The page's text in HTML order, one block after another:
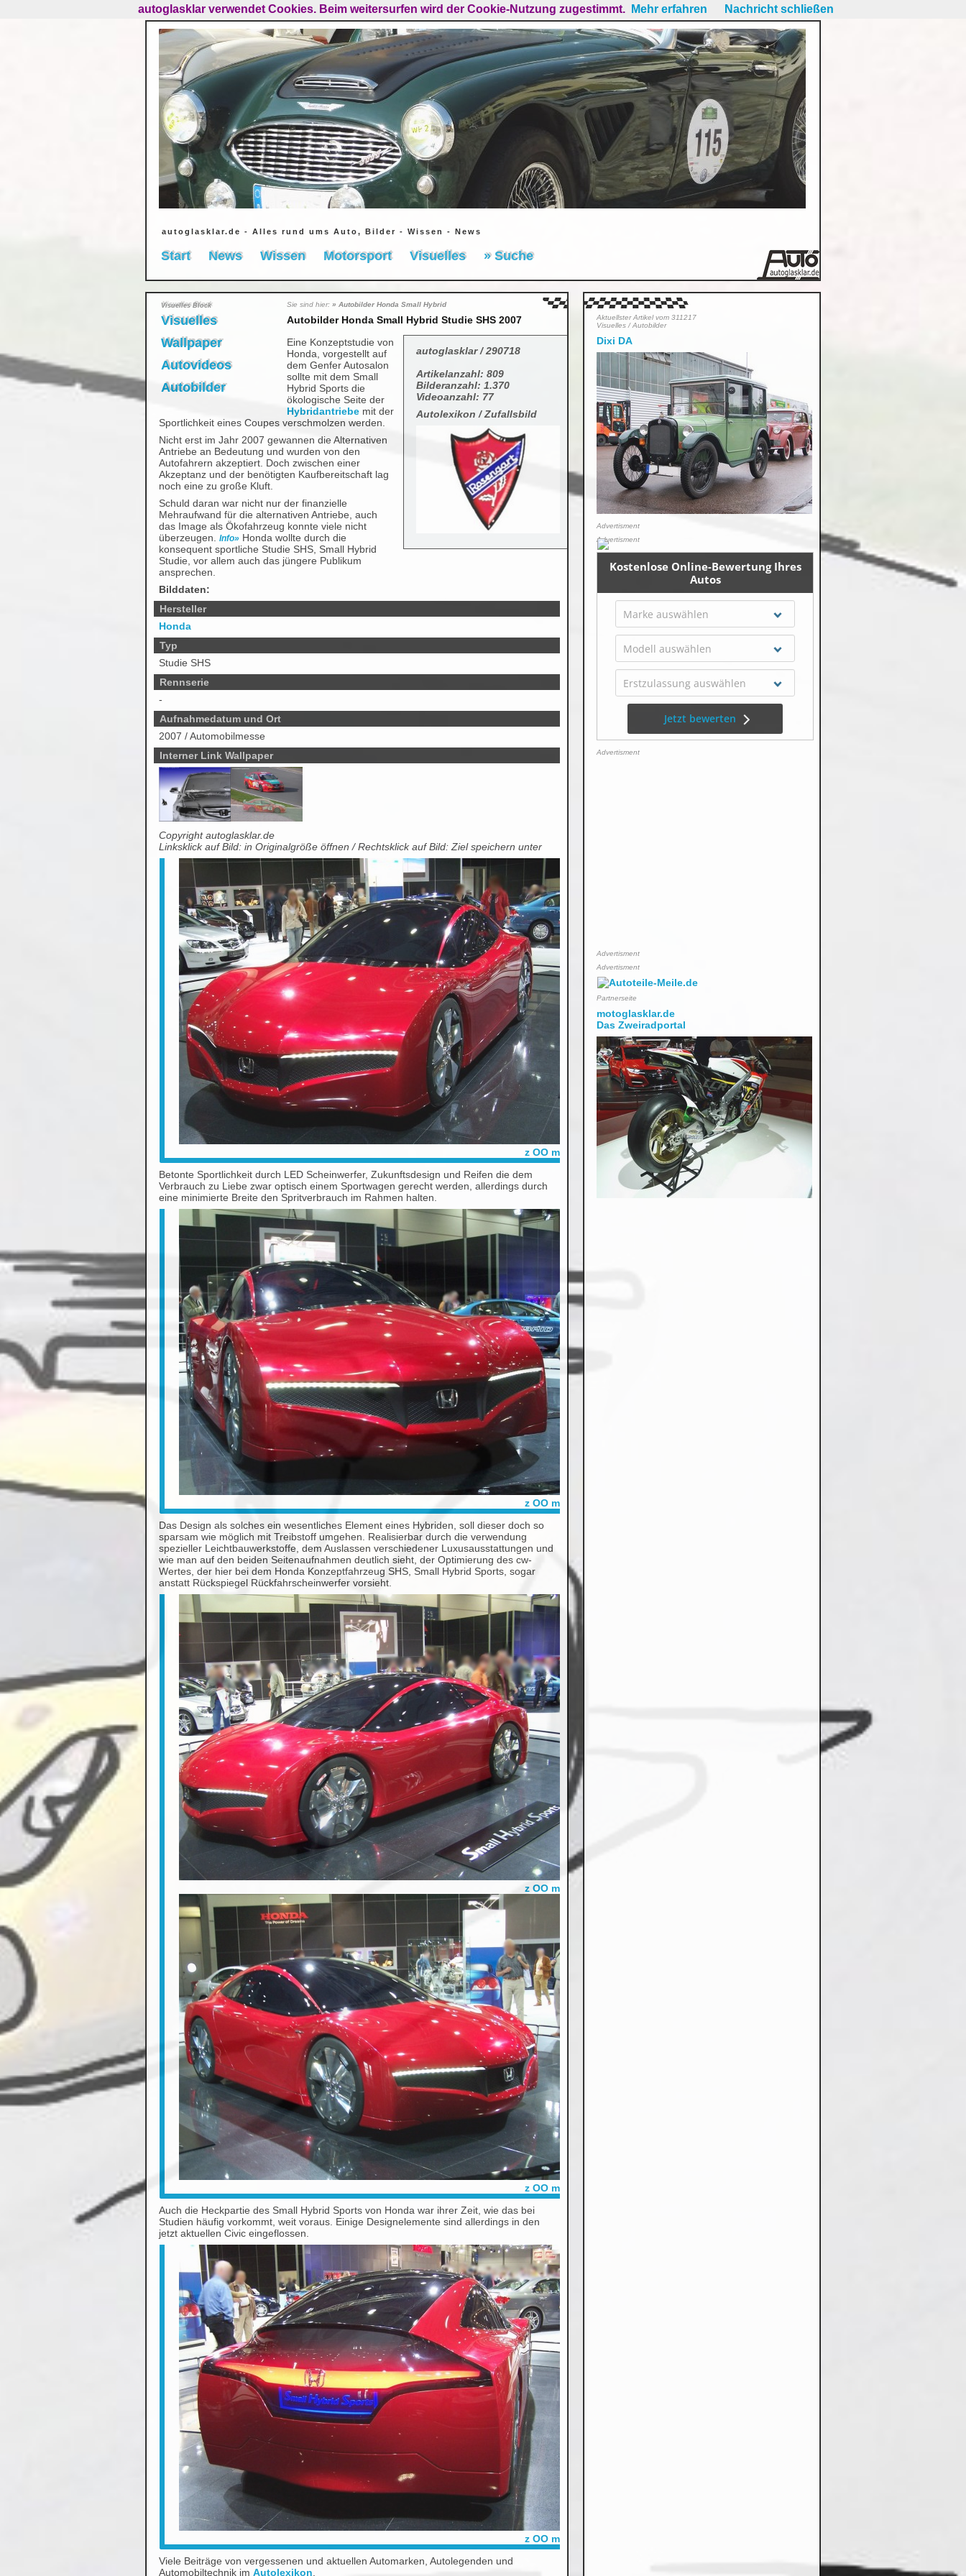
autoglasklar.de - Alles rund ums Auto, Bilder - Wissen - News
Start News Wissen Motorsport Visuelles » Suche
Visuelles Block
Visuelles
Wallpaper
Autovideos
Autobilder
Sie sind hier: » Autobilder Honda Small Hybrid
Autobilder Honda Small Hybrid Studie SHS 2007
autoglasklar / 290718
Artikelanzahl: 809
Bilderanzahl: 1.370
Videoanzahl: 77
Autolexikon / Zufallsbild
Eine Konzeptstudie von
Honda, vorgestellt auf
dem Genfer Autosalon
sollte mit dem Small
Hybrid Sports die
ökologische Seite der
Hybridantriebe mit der
Sportlichkeit eines Coupes verschmolzen werden.
Nicht erst im Jahr 2007 gewannen die Alternativen
Antriebe an Bedeutung und wurden von den
Autofahrern akzeptiert. Doch zwischen einer
Akzeptanz und der benötigten Kaufbereitschaft lag
noch eine zu große Kluft.
Schuld daran war nicht nur der finanzielle
Mehraufwand für die alternativen Antriebe, auch
das Image als Ökofahrzeug konnte viele nicht
überzeugen. Info» Honda wollte durch die
konsequent sportliche Studie SHS, Small Hybrid
Studie, vor allem auch das jüngere Publikum
ansprechen.
Bilddaten:
Hersteller
Honda
Typ
Studie SHS
Rennserie
-
Aufnahmedatum und Ort
2007 / Automobilmesse
Interner Link Wallpaper
Copyright autoglasklar.de
Linksklick auf Bild: in Originalgröße öffnen / Rechtsklick auf Bild: Ziel speichern unter
z OO m
Betonte Sportlichkeit durch LED Scheinwerfer, Zukunftsdesign und Reifen die dem
Verbrauch zu Liebe zwar optisch einem Sportwagen gerecht werden, allerdings durch
eine minimierte Breite den Spritverbrauch im Rahmen halten.
z OO m
Das Design als solches ein wesentliches Element eines Hybriden, soll dieser doch so
sparsam wie möglich mit Treibstoff umgehen. Realisierbar durch die verwendung
spezieller Leichtbauwerkstoffe, dem Auslassen verschiedener Luxusausstattungen und
wie man auf den beiden Seitenaufnahmen deutlich sieht, der Optimierung des cw-
Wertes, der hier bei dem Honda Konzeptfahrzeug SHS, Small Hybrid Sports, sogar
anstatt Rückspiegel Rückfahrscheinwerfer vorsieht.
z OO m
z OO m
Auch die Heckpartie des Small Hybrid Sports von Honda war ihrer Zeit, wie das bei
Studien häufig vorkommt, weit voraus. Einige Designelemente sind allerdings in den
jetzt aktuellen Civic eingeflossen.
z OO m
Viele Beiträge von vergessenen und aktuellen Automarken, Autolegenden und
Automobiltechnik im Autolexikon
Aktuellster Artikel vom 311217
Visuelles / Autobilder
Dixi DA
Advertisment
Advertisment
Advertisment
Advertisment
Advertisment
Partnerseite
motoglasklar.de
Das Zweiradportal
autoglasklar verwendet Cookies. Beim weitersurfen wird der Cookie-Nutzung zugestimmt. Mehr erfahren Nachricht schließen